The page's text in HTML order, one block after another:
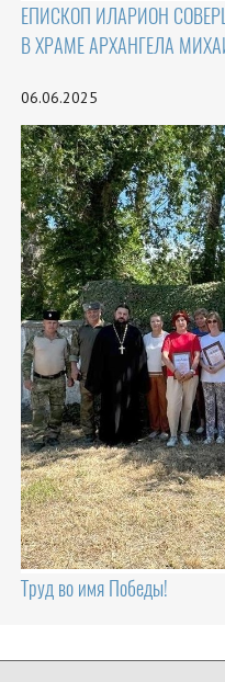
ЕПИСКОП ИЛАРИОН
В ХРАМЕ АРХАНГЕЛА
06.06.2025
Труд во имя Победы!